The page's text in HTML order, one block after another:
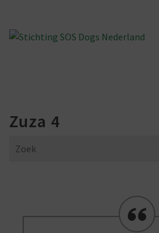
Zuza 4
Search